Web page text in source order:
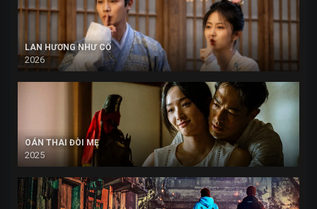
LAN HƯƠNG NHƯ CỐ
2026
OÁN THAI ĐÒI MẸ
2025